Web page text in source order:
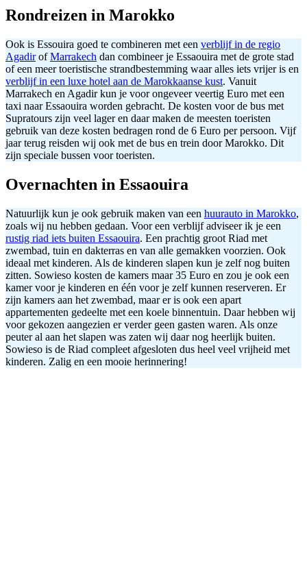
Rondreizen in Marokko
Ook is Essouira goed te combineren met een verblijf in de regio
AgadirofMarrakech dan combineer je Essaouira met de grote stad
of een meer toeristische strandbestemming waar alles iets vrijer is en
verblijf in een luxe hotel aan de Marokkaanse kust. Vanuit
Marrakech en Agadir kun je voor ongeveer veertig Euro met een
taxi naar Essaouira worden gebracht. De kosten voor de bus met
Supratours zijn veel lager en daar maken de meesten toeristen
gebruik van deze kosten bedragen rond de 6 Euro per persoon. Vijf
jaar terug reisden wij ook met de bus en trein door Marokko. Dit
zijn speciale bussen voor toeristen.
Overnachten in Essaouira
Natuurlijk kun je ook gebruik maken van een huurauto in Marokko,
zoals wij nu hebben gedaan. Voor een verblijf adviseer ik je een
rustig riad iets buiten Essaouira. Een prachtig groot Riad met
zwembad, tuin en dakterras en van alle gemakken voorzien. Ook
ideaal met kinderen. Als de kinderen slapen kun je zelf nog buiten
zitten. Sowieso kosten de kamers maar 35 Euro en zou je ook een
kamer voor je kinderen en één voor je zelf kunnen reserveren. Er
zijn kamers aan het zwembad, maar er is ook een apart
appartementen gedeelte met een koele binnentuin. Daar hebben wij
voor gekozen aangezien er verder geen gasten waren. Als onze
peuter al aan het slapen was zaten wij daar nog heerlijk buiten.
Sowieso is de Riad compleet afgesloten dus heel veel vrijheid met
kinderen. Zalig en een mooie herinnering!